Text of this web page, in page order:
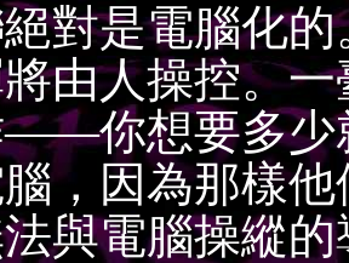
是電腦化的
由人操控。
你想要多少
，因為那樣
與電腦操縱